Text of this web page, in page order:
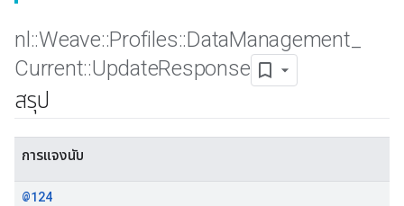
nl ::Weave::Profiles::DataManagement
Current::UpdateResponse
สรุป
การแจงนับ
@124